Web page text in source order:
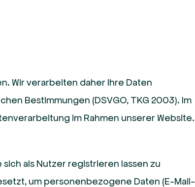
Wir verarbeiten daher Ihre Daten
Bestimmungen (DSVGO, TKG 2003). Im
im Rahmen unserer Website.
als Nutzer registrieren lassen zu
um personenbezogene Daten (E-Mail-